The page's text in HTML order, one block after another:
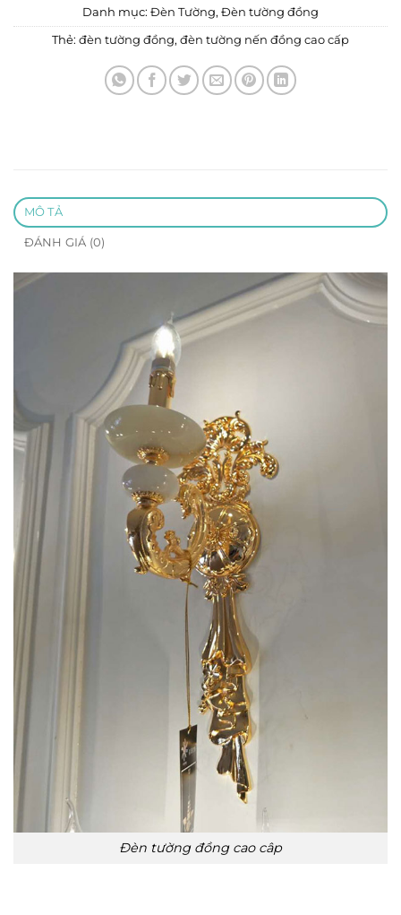
Danh mục: Đèn Tường, Đèn tường đồng
Thẻ: đèn tường đồng, đèn tường nến đồng cao cấp
MÔ TẢ
ĐÁNH GIÁ (0)
Đèn tường đồng cao câp